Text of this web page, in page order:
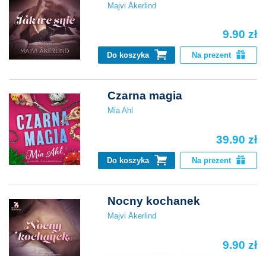
Majvi Åkerlind
9.90 zł
Do koszyka Na prezent
Czarna magia
Mia Ahl
39.90 zł
Do koszyka Na prezent
Nocny kochanek
Majvi Åkerlind
9.90 zł